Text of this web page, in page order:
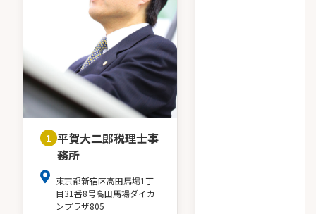
1 平賀大二郎税理士事
務所
東京都新宿区高田馬場1丁
目31番8号高田馬場ダイカ
ンプラザ805